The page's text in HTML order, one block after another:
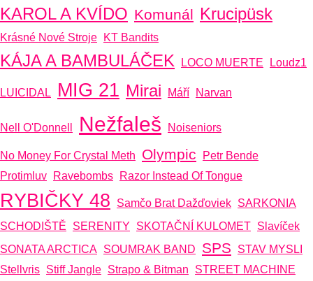
KAROL A KVÍDO Komunál Krucipüsk
Krásné Nové Stroje KT Bandits
KÁJA A BAMBULÁČEK LOCO MUERTE Loudz1
LUICIDAL MIG 21 Mirai Máří Narvan
Nell O'Donnell Nežfaleš Noiseniors
No Money For Crystal Meth Olympic
Petr Bende
Protimluv
Ravebombs Razor Instead Of Tongue
RYBIČKY 48 Samčo Brat Dažďoviek SARKONIA
SCHODIŠTĚ
SERENITY SKOTAČNÍ KULOMET Slavíček
SONATA ARCTICA SOUMRAK BAND SPS
STAV MYSLI
Stellvris Stiff Jangle Strapo & Bitman
STREET MACHINE